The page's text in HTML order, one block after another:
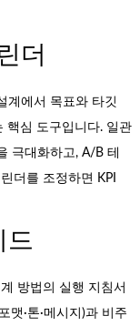
더
계에서 목표와 타깃
핵심 도구입니다. 일관
극대화하고, A/B 테
더를 조정하면 KPI
드
방법의 실행 지침서
맷·톤·메시지)과 비주